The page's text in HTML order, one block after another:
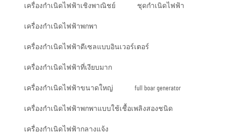
เครื่องกำเนิดไฟฟ้าเชิงพาณิชย์ ชุดกำเนิดไฟฟ้า
เครื่องกำเนิดไฟฟ้าพกพา
เครื่องกำเนิดไฟฟ้าดีเซลแบบอินเวอร์เตอร์
เครื่องกำเนิดไฟฟ้าที่เงียบมาก
เครื่องกำเนิดไฟฟ้าขนาดใหญ่ full boar generator
เครื่องกำเนิดไฟฟ้าพกพาแบบใช้เชื้อเพลิงสองชนิด
เครื่องกำเนิดไฟฟ้ากลางแจ้ง